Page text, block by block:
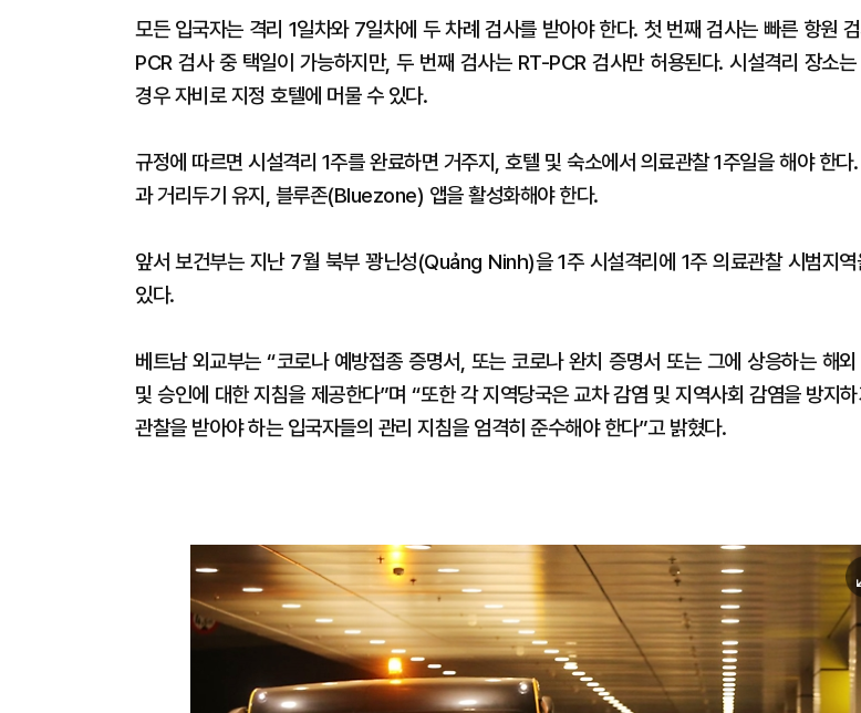
모든 입국자는 격리 1일차와 7일차에 두 차례 검사를 받아야 한다. 첫 번째 검사는 빠른 항원
PCR 검사 중 택일이 가능하지만, 두 번째 검사는 RT-PCR 검사만 허용된다. 시설격리 장소
경우 자비로 지정 호텔에 머물 수 있다.
규정에 따르면 시설격리 1주를 완료하면 거주지, 호텔 및 숙소에서 의료관찰 1주일을 해야 한다
과 거리두기 유지, 블루존(Bluezone) 앱을 활성화해야 한다.
앞서 보건부는 지난 7월 북부 꽝닌성(Quảng Ninh)을 1주 시설격리에 1주 의료관찰 시범지
있다.
베트남 외교부는 “코로나 예방접종 증명서, 또는 코로나 완치 증명서 또는 그에 상응하는 해
및 승인에 대한 지침을 제공한다”며 “또한 각 지역당국은 교차 감염 및 지역사회 감염을 방지
관찰을 받아야 하는 입국자들의 관리 지침을 엄격히 준수해야 한다”고 밝혔다.
이
미
지
확